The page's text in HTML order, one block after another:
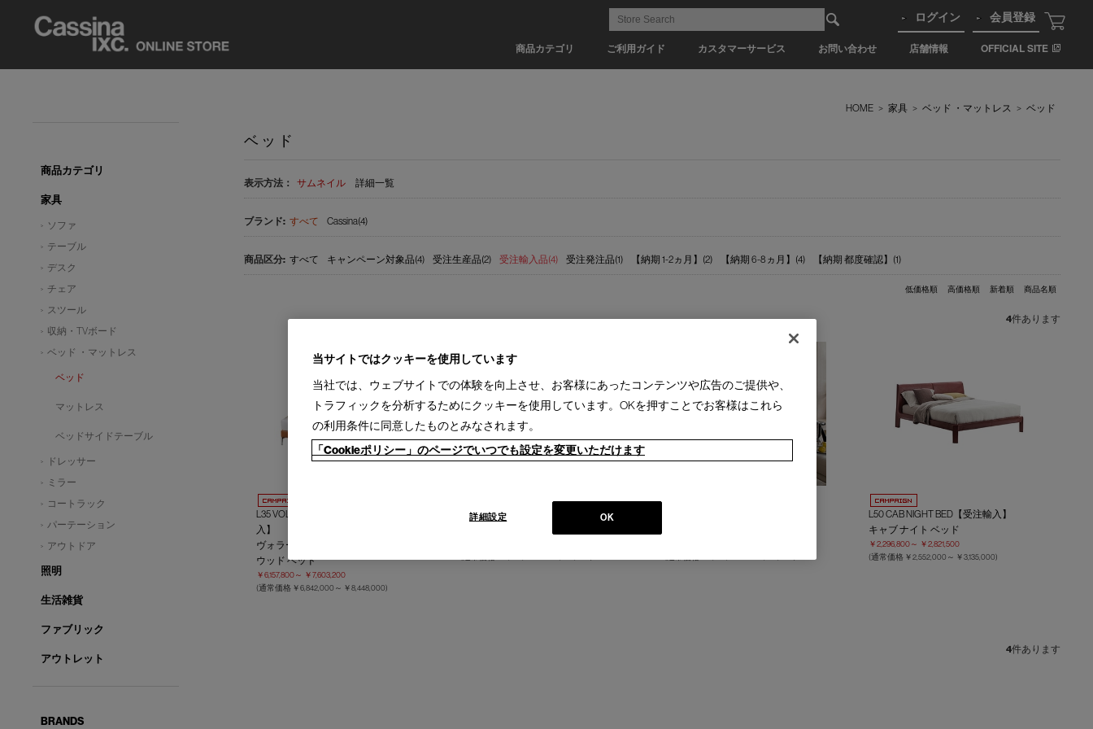
商品カテゴリ ご利用ガイド カスタマーサービス お問い合わせ 店舗情報 OFFICIAL SITE
ログイン 会員登録
HOME > 家具 > ベッド ・マットレス > ベッド
ベッド
表示方法： サムネイル 詳細一覧
すべて Cassina(4)
すべて キャンペーン対象品(4) 受注生産品(2) 受注輸入品(4) 受注発注品(1) 【納期 1-2ヵ月】(2) 【納期 6-8ヵ月】(4) 【納期 都度確認】(1)
低価格順 高価格順 新着順 商品名順
4件あります
L35 VOLAGE EX-S NIGHT WOOD【受注輸
入】
ヴォラージュ エクストラソフト ナイト
ウッド ベッド
￥6,157,800～ ￥7,603,200
(通常価格 ￥6,842,000～ ￥8,448,000)
L55 ESOSOFT BED【受注輸入】
L50 CAB NIGHT BED【受注輸入】
キャブ ナイト ベッド
￥2,296,800～ ￥2,821,500
(通常価格 ￥2,552,000～ ￥3,135,000)
4件あります
商品カテゴリ
家具
ソファ
テーブル
デスク
チェア
スツール
収納・TVボード
ベッド ・マットレス
ベッド
マットレス
ベッドサイドテーブル
ドレッサー
ミラー
コートラック
パーテーション
アウトドア
照明
生活雑貨
ファブリック
アウトレット
BRANDS
当サイトではクッキーを使用しています
当社では、ウェブサイトでの体験を向上させ、お客様にあったコンテンツや広告のご提供や、
トラフィックを分析するためにクッキーを使用しています。OKを押すことでお客様はこれら
の利用条件に同意したものとみなされます。
「Cookieポリシー」のページでいつでも設定を変更いただけます
OK
詳細設定